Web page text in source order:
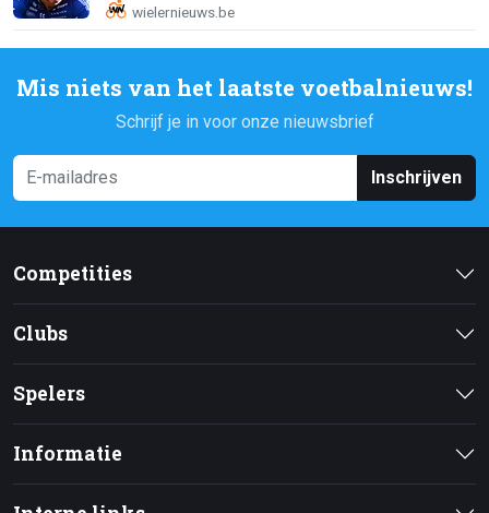
Mis niets van het laatste voetbalnieuws!
Schrijf je in voor onze nieuwsbrief
Inschrijven
Competities
Clubs
Spelers
Informatie